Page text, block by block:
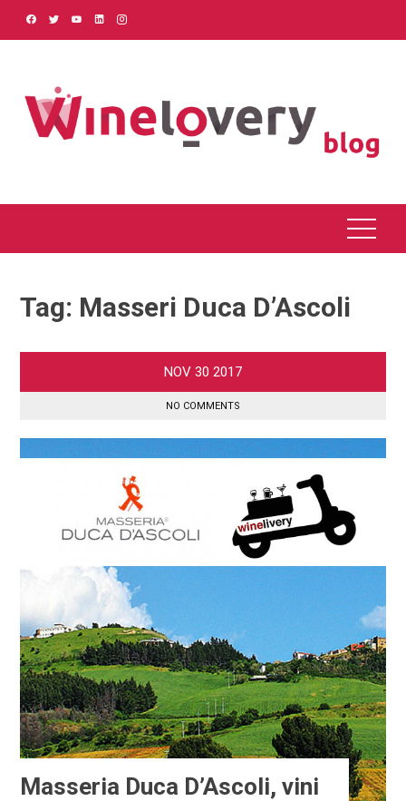
Tag: Masseri Duca D’Ascoli
NOV 30 2017
NO COMMENTS
Masseria Duca D’Ascoli, vini